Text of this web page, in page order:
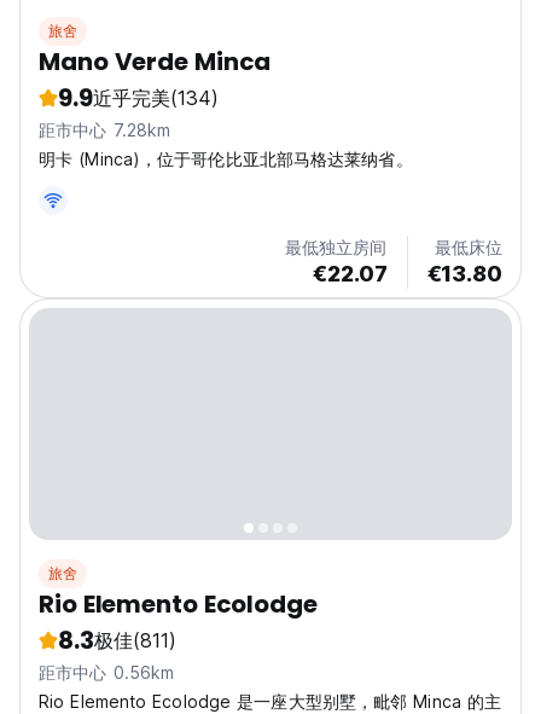
旅舍
Mano Verde Minca
9.9近乎完美(134)
距市中心 7.28km
明卡 (Minca)，位于哥伦比亚北部马格达莱纳省。
最低独立房间
€22.07
最低床位
€13.80
旅舍
Rio Elemento Ecolodge
8.3极佳(811)
距市中心 0.56km
Rio Elemento Ecolodge 是一座大型别墅，毗邻 Minca 的主